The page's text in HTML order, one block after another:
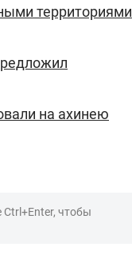
территориями
на ахинею
чтобы